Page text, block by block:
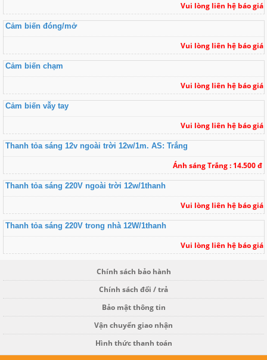
Vui lòng liên hệ báo giá
Cảm biến đóng/mở
Vui lòng liên hệ báo giá
Cảm biến chạm
Vui lòng liên hệ báo giá
Cảm biến vẫy tay
Vui lòng liên hệ báo giá
Thanh tỏa sáng 12v ngoài trời 12w/1m. AS: Trắng
Ánh sáng Trắng : 14.500 đ
Thanh tỏa sáng 220V ngoài trời 12w/1thanh
Vui lòng liên hệ báo giá
Thanh tỏa sáng 220V trong nhà 12W/1thanh
Vui lòng liên hệ báo giá
Chính sách bảo hành
Chính sách đổi / trả
Bảo mật thông tin
Vận chuyển giao nhận
Hình thức thanh toán